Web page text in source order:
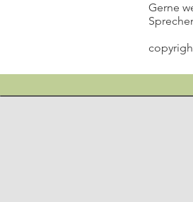
Gerne